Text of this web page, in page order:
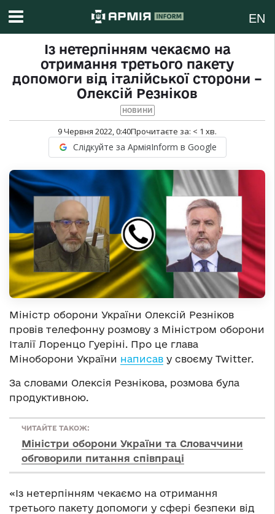
EN
Із нетерпінням чекаємо на
отримання третього пакету
допомоги від італійської сторони –
Олексій Резніков
НОВИНИ
9 Червня 2022, 0:40Прочитаєте за: < 1 хв.
Слідкуйте за АрміяInform в Google
Міністр оборони України Олексій Резніков
провів телефонну розмову з Міністром оборони
Італії Лоренцо Гуеріні. Про це глава
Міноборони України написав у своєму Twitter.
За словами Олексія Резнікова, розмова була
продуктивною.
ЧИТАЙТЕ ТАКОЖ:
Міністри оборони України та Словаччини
обговорили питання співпраці
«Із нетерпінням чекаємо на отримання
третього пакету допомоги у сфері безпеки від